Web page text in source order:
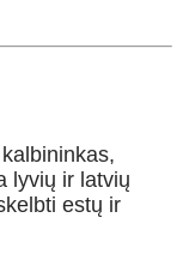
lyvių ir latvių
estų ir